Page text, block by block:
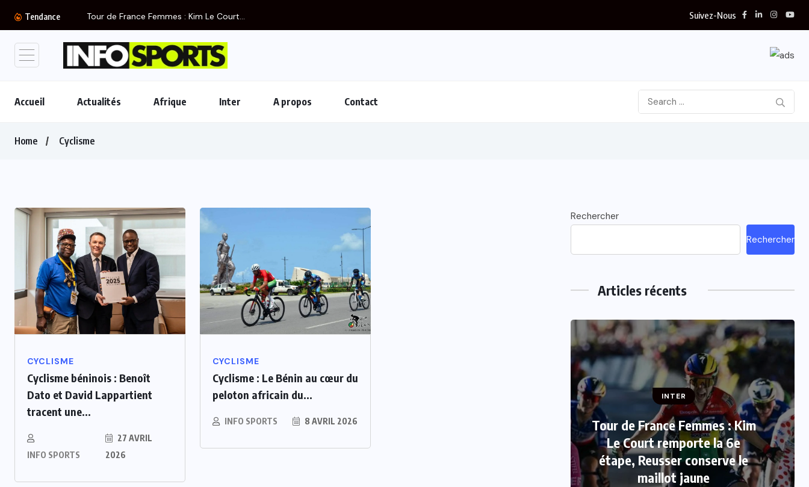
Tendance Tour de France Femmes : Kim Le Court... Suivez-Nous
Accueil Actualités Afrique Inter A propos Contact
Home Cyclisme
CYCLISME
Cyclisme béninois : Benoît
Dato et David Lappartient
tracent une...
INFO SPORTS
27 AVRIL
2026
CYCLISME
Cyclisme : Le Bénin au cœur du
peloton africain du...
INFO SPORTS 8 AVRIL 2026
Rechercher
Rechercher
Articles récents
Salah
Mercato : Le Real Madrid
INTER
Tour de France Femmes : Kim
Le Court remporte la 6e
étape, Reusser conserve le
maillot jaune
INTER
Mercato : Mohamed Salah
rejoint Trabzonspor